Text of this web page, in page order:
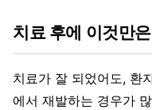
치료 후에 이것만
치료가 잘 되었어도, 환
에서 재발하는 경우가